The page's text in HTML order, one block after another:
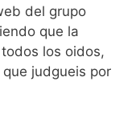
del grupo
que la
los oidos,
judgueis por